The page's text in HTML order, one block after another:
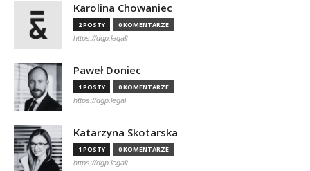
Karolina Chowaniec
2 POSTY 0 KOMENTARZE
https://dgp.legal/
Paweł Doniec
1 POSTY 0 KOMENTARZE
https://dgp.legal
Katarzyna Skotarska
1 POSTY 0 KOMENTARZE
https://dgp.legal/